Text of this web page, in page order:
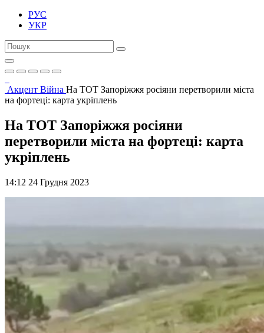
РУС
УКР
Акцент Війна На ТОТ Запоріжжя росіяни перетворили міста
на фортеці: карта укріплень
На ТОТ Запоріжжя росіяни
перетворили міста на фортеці: карта
укріплень
14:12 24 Грудня 2023